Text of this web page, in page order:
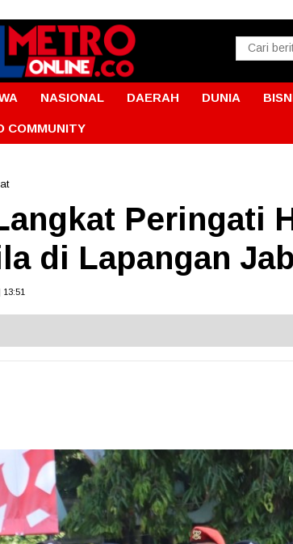
NASIONAL DAERAH DUNIA
COMMUNITY
Peringati
di Lapangan